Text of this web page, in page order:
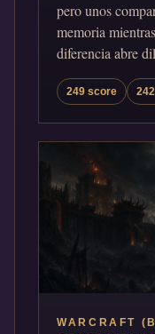
pero unos
memoria
diferencia abre
249 score
WARCRAFT